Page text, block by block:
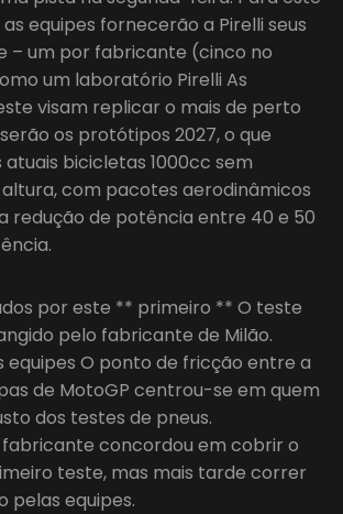
equipes fornecerão a Pirelli seus
– um por fabricante (cinco no
um laboratório Pirelli As
visam replicar o mais de perto
os protótipos 2027, o que
atuais bicicletas 1000cc sem
com pacotes aerodinâmicos
redução de potência entre 40 e 50
por este ** primeiro ** O teste
pelo fabricante de Milão.
equipes O ponto de fricção entre a
de MotoGP centrou-se em quem
dos testes de pneus.
concordou em cobrir o
teste, mas mais tarde correr
pelas equipes.